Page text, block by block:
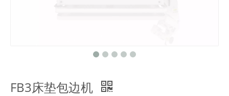
FB3床垫包边机